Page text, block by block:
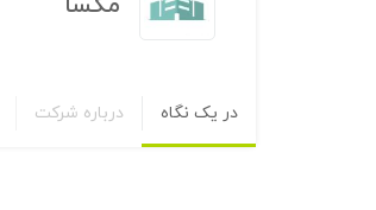
در یک نگاه درباره شرکت